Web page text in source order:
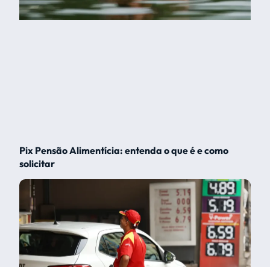
Pix Pensão Alimentícia: entenda o que é e como
solicitar